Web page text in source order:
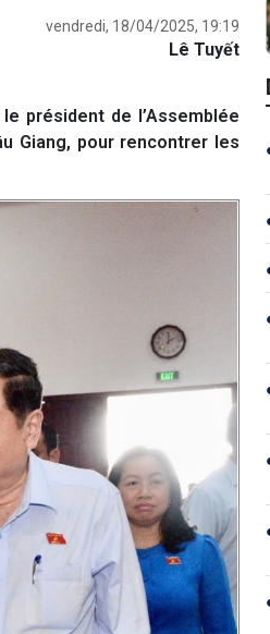
vendredi, 18/04/2025, 19:19
Lê Tuyết
président de l’Assemblée
Giang, pour rencontrer les